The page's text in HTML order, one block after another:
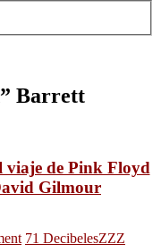
Barrett
viaje de Pink Floyd
Gilmour
71 DecibelesZZZ